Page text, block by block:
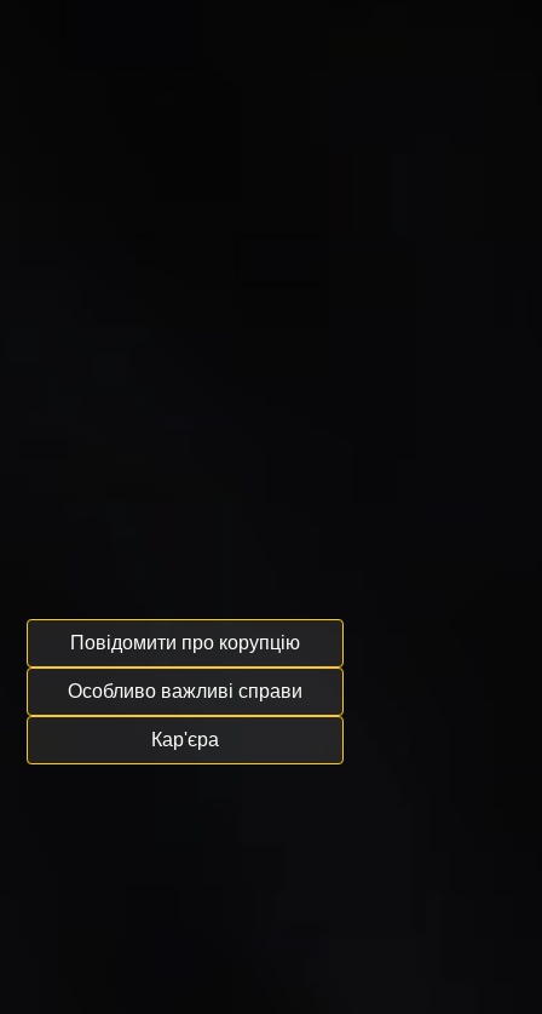
Повідомити про корупцію
Особливо важливі справи
Кар'єра